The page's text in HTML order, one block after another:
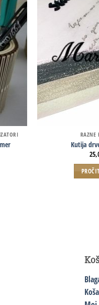
RAZNE
Kutija